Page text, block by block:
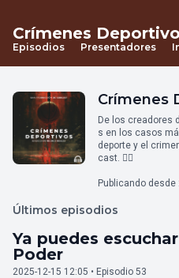
Crímenes
Episodios Presentadores
Crímenes
De los creadores
s en los casos
deporte y el
cast. 🙅‍♂
Publicando desde
Últimos episodios
Ya puedes
Poder
2025-12-15 12:05 • Episodio 53